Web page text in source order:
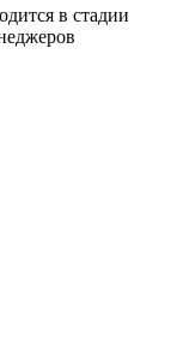
в стадии